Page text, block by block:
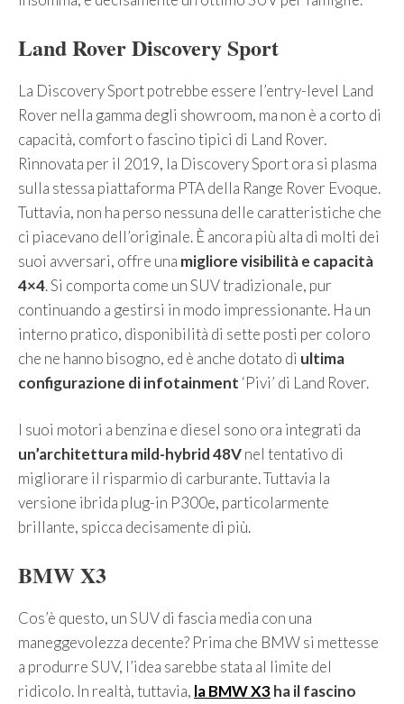
Land Rover Discovery Sport
La Discovery Sport potrebbe essere l’entry-level Land
Rover nella gamma degli showroom, ma non è a corto di
capacità, comfort o fascino tipici di Land Rover.
Rinnovata per il 2019, la Discovery Sport ora si plasma
sulla stessa piattaforma PTA della Range Rover Evoque.
Tuttavia, non ha perso nessuna delle caratteristiche che
ci piacevano dell’originale. È ancora più alta di molti dei
suoi avversari, offre una migliore visibilità e capacità
4×4. Si comporta come un SUV tradizionale, pur
continuando a gestirsi in modo impressionante. Ha un
interno pratico, disponibilità di sette posti per coloro
che ne hanno bisogno, ed è anche dotato di ultima
configurazione di infotainment ‘Pivi’ di Land Rover.
I suoi motori a benzina e diesel sono ora integrati da
un’architettura mild-hybrid 48Vnel tentativo di
migliorare il risparmio di carburante. Tuttavia la
versione ibrida plug-in P300e, particolarmente
brillante, spicca decisamente di più.
BMW X3
Cos’è questo, un SUV di fascia media con una
maneggevolezza decente? Prima che BMW si mettesse
a produrre SUV, l’idea sarebbe stata al limite del
ridicolo. In realtà, tuttavia, la BMW X3ha il fascino